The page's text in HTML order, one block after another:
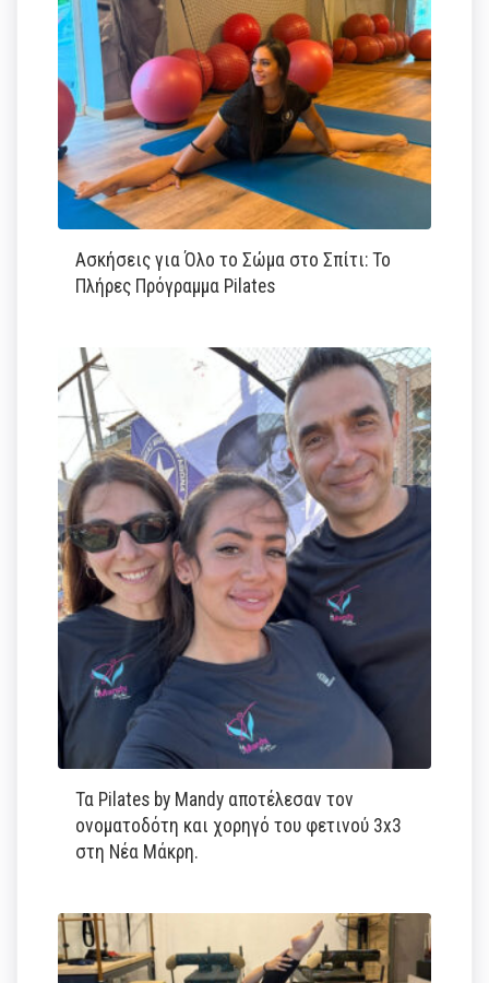
Ασκήσεις για Όλο το Σώμα στο Σπίτι: Το
Πλήρες Πρόγραμμα Pilates
Τα Pilates by Mandy αποτέλεσαν τον
ονοματοδότη και χορηγό του φετινού 3x3
στη Νέα Μάκρη.